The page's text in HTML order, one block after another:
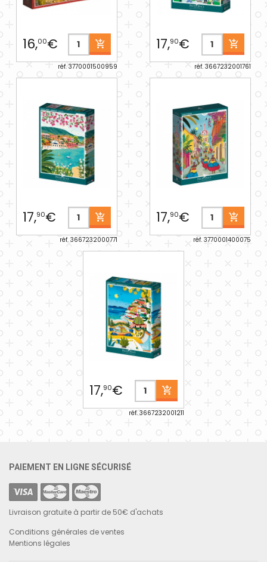
16,00€
réf. 3770001500959
17,90€
réf. 3667232001761
17,90€
réf. 3667232000771
17,90€
réf. 3770001400075
17,90€
réf. 3667232001211
PAIEMENT EN LIGNE SÉCURISÉ
Livraison gratuite à partir de 50€ d'achats
Conditions générales de ventes
Mentions légales